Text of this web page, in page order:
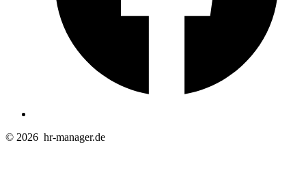
© 2026 hr-manager.de